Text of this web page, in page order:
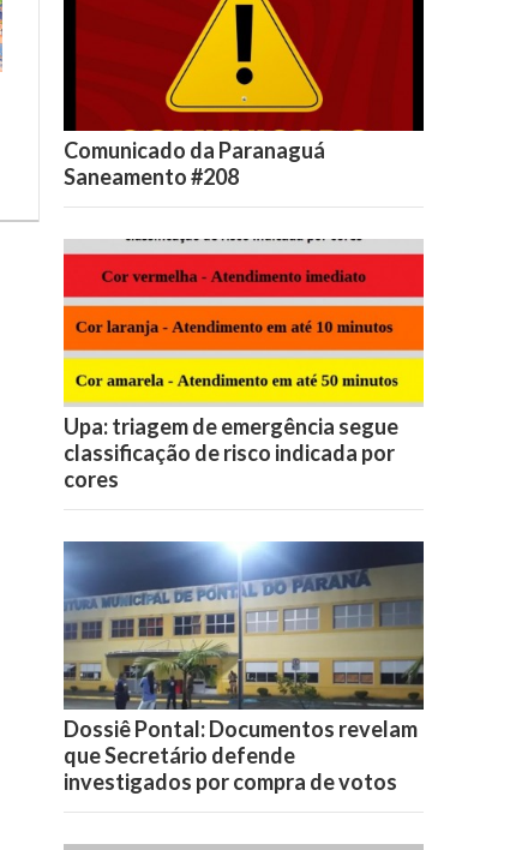
Comunicado da Paranaguá
Saneamento #208
Upa: triagem de emergência segue
classificação de risco indicada por
cores
Dossiê Pontal: Documentos revelam
que Secretário defende
investigados por compra de votos